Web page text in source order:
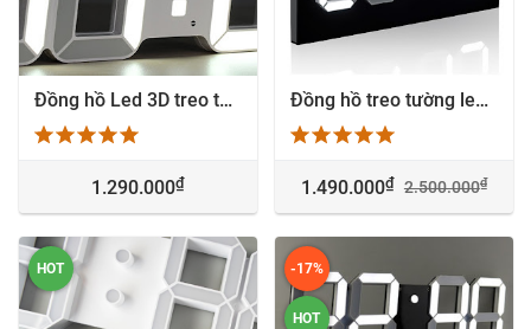
Đồng hồ Led 3D treo tường giá rẻ Hà Nội
1.290.000₫
Đồng hồ treo tường led 3D hiện đại nhà thông minh - 2448
1.490.000₫ 2.500.000₫
HOT -17%
HOT